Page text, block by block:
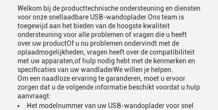
Welkom bij de producttechnische ondersteuning en diensten
voor onze snellaadbare USB-wandoplader.Ons team is
toegewijd aan het bieden van de hoogste kwaliteit
ondersteuning voor alle problemen of vragen die u heeft
over uw productOf u nu problemen ondervindt met de
oplaadmogelijkheden, vragen heeft over de compatibiliteit
met uw apparaten,of hulp nodig hebt met de kenmerken en
specificaties van uw wandladerWe willen je helpen.
Om een naadloze ervaring te garanderen, moet u ervoor
zorgen dat u de volgende informatie beschikt voordat u hulp
aanvraagt:
Het modelnummer van uw USB-wandoplader voor snel